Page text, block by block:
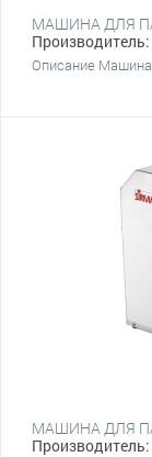
МАШИНА ДЛЯ
Производитель:
Описание Машина
МАШИНА ДЛЯ
Производитель: